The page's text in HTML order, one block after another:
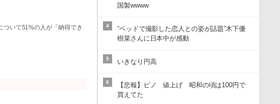
ついて51%の人が「納得でき
国製wwww
4
“ベッドで撮影した恋人との姿が話題”木下優
樹菜さんに日本中が感動
5 いきなり円高
6
【悲報】ピノ 値上げ 昭和の頃は100円で
買えてた